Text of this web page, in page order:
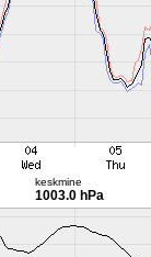
keskmine
1003.0 hPa